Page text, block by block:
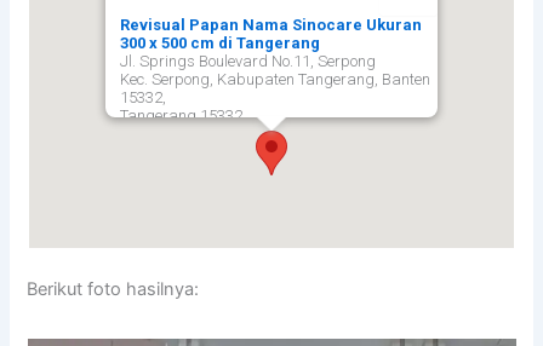
Revisual Papan Nama Sinocare Ukuran
300 x 500 cm di Tangerang
Jl. Springs Boulevard No.11, Serpong
Kec. Serpong, Kabupaten Tangerang, Banten
15332,
Tangerang 15332
Berikut foto hasilnya: